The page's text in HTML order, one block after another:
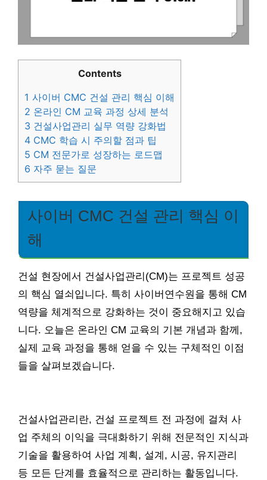
Contents
1 사이버 CMC 건설 관리 핵심 이해
2 온라인 CM 교육 과정 상세 분석
3 건설사업관리 실무 역량 강화법
4 CMC 학습 시 주의할 점과 팁
5 CM 전문가로 성장하는 로드맵
6 자주 묻는 질문
사이버 CMC 건설 관리 핵심 이
해
건설 현장에서 건설사업관리(CM)는 프로젝트 성공
의 핵심 열쇠입니다. 특히 사이버연수원을 통해 CM
역량을 체계적으로 강화하는 것이 중요해지고 있습
니다. 오늘은 온라인 CM 교육의 기본 개념과 함께,
실제 교육 과정을 통해 얻을 수 있는 구체적인 이점
들을 살펴보겠습니다.
건설사업관리란, 건설 프로젝트 전 과정에 걸쳐 사
업 주체의 이익을 극대화하기 위해 전문적인 지식과
기술을 활용하여 사업 계획, 설계, 시공, 유지관리
등 모든 단계를 효율적으로 관리하는 활동입니다.